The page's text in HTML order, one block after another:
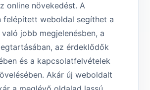
online növekedést. A
felépített weboldal segíthet a
jobb megjelenésben, a
az érdeklődők
és a kapcsolatfelvételek
Akár új weboldalt